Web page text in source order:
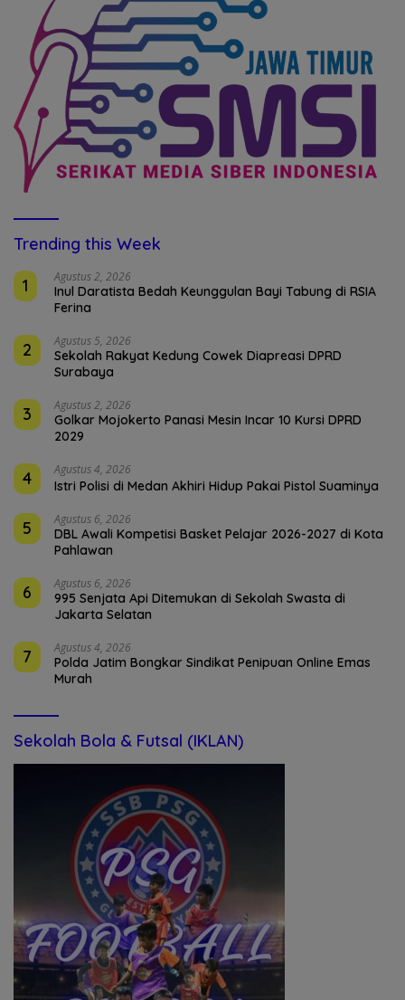
Trending this Week
1
Agustus 2, 2026
Inul Daratista Bedah Keunggulan Bayi Tabung di RSIA
Ferina
2 Agustus 5, 2026
Sekolah Rakyat Kedung Cowek Diapreasi DPRD
Surabaya
3 Agustus 2, 2026
Golkar Mojokerto Panasi Mesin Incar 10 Kursi DPRD
2029
4 Agustus 4, 2026
Istri Polisi di Medan Akhiri Hidup Pakai Pistol Suaminya
5 Agustus 6, 2026
DBL Awali Kompetisi Basket Pelajar 2026-2027 di Kota
Pahlawan
6 Agustus 6, 2026
995 Senjata Api Ditemukan di Sekolah Swasta di
Jakarta Selatan
7 Agustus 4, 2026
Polda Jatim Bongkar Sindikat Penipuan Online Emas
Murah
Sekolah Bola & Futsal (IKLAN)